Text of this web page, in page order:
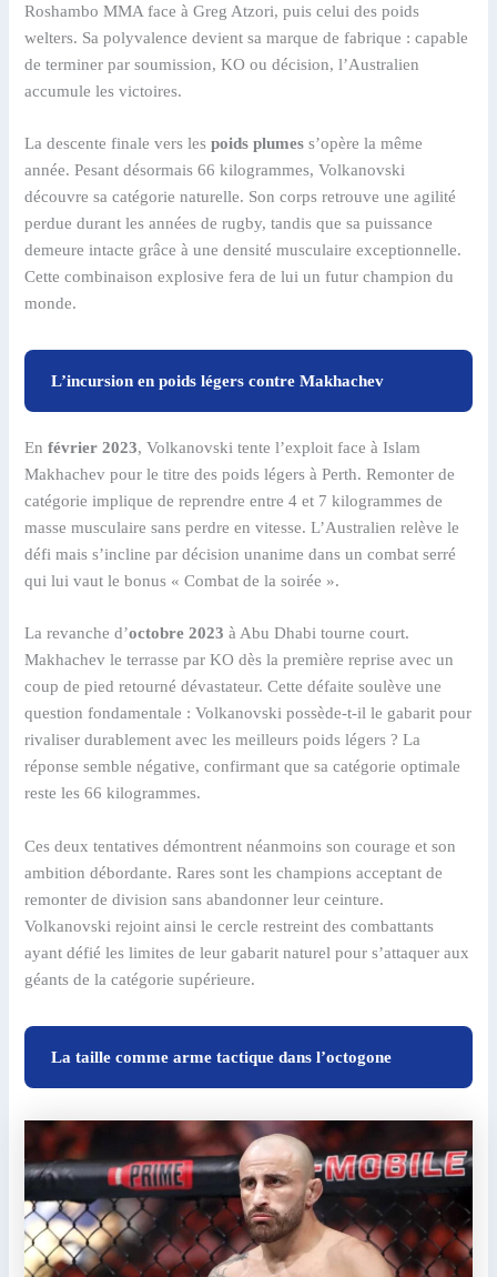
Roshambo MMA face à Greg Atzori, puis celui des poids
welters. Sa polyvalence devient sa marque de fabrique : capable
de terminer par soumission, KO ou décision, l’Australien
accumule les victoires.
La descente finale vers lespoids plumes s’opère la même
année. Pesant désormais 66 kilogrammes, Volkanovski
découvre sa catégorie naturelle. Son corps retrouve une agilité
perdue durant les années de rugby, tandis que sa puissance
demeure intacte grâce à une densité musculaire exceptionnelle.
Cette combinaison explosive fera de lui un futur champion du
monde.
L’incursion en poids légers contre Makhachev
Enfévrier 2023, Volkanovski tente l’exploit face à Islam
Makhachev pour le titre des poids légers à Perth. Remonter de
catégorie implique de reprendre entre 4 et 7 kilogrammes de
masse musculaire sans perdre en vitesse. L’Australien relève le
défi mais s’incline par décision unanime dans un combat serré
qui lui vaut le bonus « Combat de la soirée ».
La revanche d’octobre 2023 à Abu Dhabi tourne court.
Makhachev le terrasse par KO dès la première reprise avec un
coup de pied retourné dévastateur. Cette défaite soulève une
question fondamentale : Volkanovski possède-t-il le gabarit pour
rivaliser durablement avec les meilleurs poids légers ? La
réponse semble négative, confirmant que sa catégorie optimale
reste les 66 kilogrammes.
Ces deux tentatives démontrent néanmoins son courage et son
ambition débordante. Rares sont les champions acceptant de
remonter de division sans abandonner leur ceinture.
Volkanovski rejoint ainsi le cercle restreint des combattants
ayant défié les limites de leur gabarit naturel pour s’attaquer aux
géants de la catégorie supérieure.
La taille comme arme tactique dans l’octogone